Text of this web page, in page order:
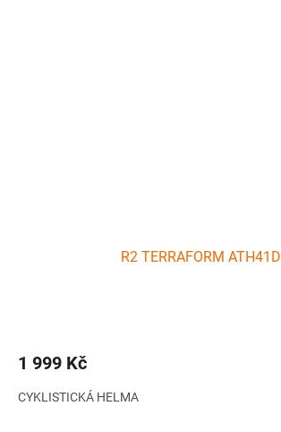
R2 TERRAFORM ATH41D
1 999 Kč
CYKLISTICKÁ HELMA